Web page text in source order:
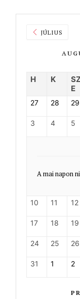
JÚLIUS
H K
E
27 28 29
3 4 5
A mai napon
10 11 12
17 18 19
24 25 26
31 1 2